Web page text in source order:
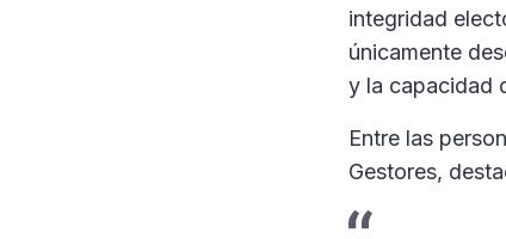
integridad
únicamente
y la capacidad
Entre las
Gestores,